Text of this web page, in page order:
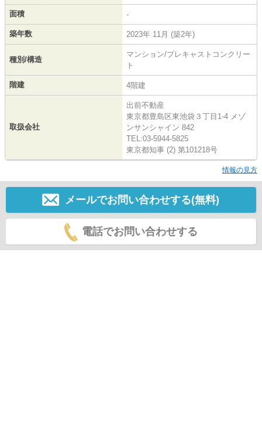
面積 -
築年数 2023年 11月 (築2年)
種別/構造
マンション/プレキャストコンクリー
ト
階建 4階建
取扱会社
出前不動産
東京都豊島区東池袋３丁目1-4 メゾ
ンサンシャイン 842
TEL:03-5944-5825
東京都知事 (2) 第101218号
情報の見方
メールでお問い合わせする(無料)
電話でお問い合わせする